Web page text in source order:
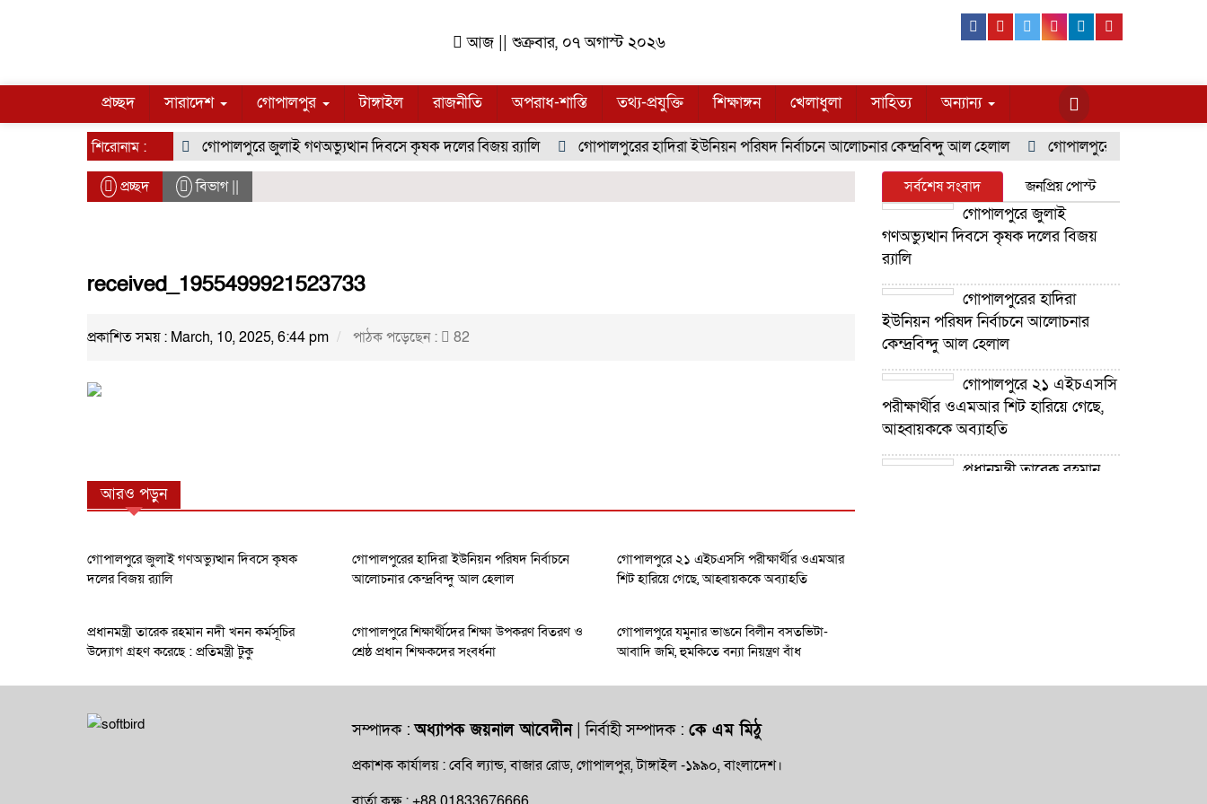
আজ || শুক্রবার, ০৭ অগাস্ট ২০২৬
Facebook
YoutubeTwitterInstagram
Linkedin
প্রচ্ছদ সারাদেশ গোপালপুর টাঙ্গাইল রাজনীতি অপরাধ-শাস্তি তথ্য-প্রযুক্তি শিক্ষাঙ্গন খেলাধুলা সাহিত্য অন্যান্য
শিরোনাম : গোপালপুরে জুলাই গণঅভ্যুত্থান দিবসে কৃষক দলের বিজয় র‍্যালি গোপালপুরের হাদিরা ইউনিয়ন পরিষদ নির্বাচনে আলোচনার কেন্দ্রবিন্দু আল হেলাল গোপালপুরে ২১ এইচএসসি
প্রচ্ছদ বিভাগ ||
received_1955499921523733
প্রকাশিত সময় : March, 10, 2025, 6:44 pm পাঠক পড়েছেন : 82
আরও পড়ুন
গোপালপুরে জুলাই গণঅভ্যুত্থান দিবসে কৃষক
দলের বিজয় র‍্যালি
গোপালপুরের হাদিরা ইউনিয়ন পরিষদ নির্বাচনে
আলোচনার কেন্দ্রবিন্দু আল হেলাল
গোপালপুরে ২১ এইচএসসি পরীক্ষার্থীর ওএমআর
শিট হারিয়ে গেছে, আহ্বায়ককে অব্যাহতি
প্রধানমন্ত্রী তারেক রহমান নদী খনন কর্মসূচির
উদ্যোগ গ্রহণ করেছে : প্রতিমন্ত্রী টুকু
গোপালপুরে শিক্ষার্থীদের শিক্ষা উপকরণ বিতরণ ও
শ্রেষ্ঠ প্রধান শিক্ষকদের সংবর্ধনা
গোপালপুরে যমুনার ভাঙনে বিলীন বসতভিটা-
আবাদি জমি, হুমকিতে বন্যা নিয়ন্ত্রণ বাঁধ
সর্বশেষ সংবাদ জনপ্রিয় পোস্ট
গোপালপুরে জুলাই
গণঅভ্যুত্থান দিবসে কৃষক দলের বিজয়
র‍্যালি
গোপালপুরের হাদিরা
ইউনিয়ন পরিষদ নির্বাচনে আলোচনার
কেন্দ্রবিন্দু আল হেলাল
গোপালপুরে ২১ এইচএসসি
পরীক্ষার্থীর ওএমআর শিট হারিয়ে গেছে,
আহ্বায়ককে অব্যাহতি
প্রধানমন্ত্রী তারেক রহমান
বন্যা নিয়ন্ত্রণ বাঁধ
সম্পাদক :অধ্যাপক জয়নাল আবেদীন| নির্বাহী সম্পাদক : কে এম মিঠু
প্রকাশক কার্যালয় : বেবি ল্যান্ড, বাজার রোড, গোপালপুর, টাঙ্গাইল -১৯৯০, বাংলাদেশ।